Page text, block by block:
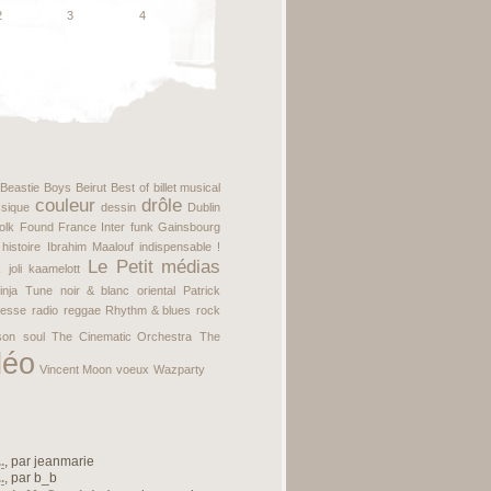
3 4
Beastie Boys Beirut Best of billet musical
couleur dessin drôle Dublin
Found France Inter funk Gainsbourg
histoire Ibrahim Maalouf indispensable !
joli kaamelott Le Petit médias
Tune noir & blanc oriental
Patrick
radio reggae Rhythm & blues rock
soul The Cinematic Orchestra The
Vincent Moon voeux Wazparty
, par jeanmarie
, par b_b